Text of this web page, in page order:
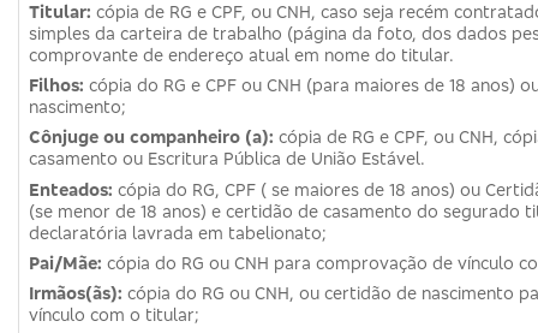
Titular: cópia de RG e CPF, ou CNH, caso seja recém
simples da carteira de trabalho (página da foto, dos dados
comprovante de endereço atual em nome do titular.
Filhos: cópia do RG e CPF ou CNH (para maiores de 18 anos)
nascimento;
Cônjuge ou companheiro (a): cópia de RG e CPF, ou CNH,
casamento ou Escritura Pública de União Estável.
Enteados: cópia do RG, CPF ( se maiores de 18 anos) ou
(se menor de 18 anos) e certidão de casamento do segurado
declaratória lavrada em tabelionato;
Pai/Mãe: cópia do RG ou CNH para comprovação de vínculo
Irmãos(ãs): cópia do RG ou CNH, ou certidão de nascimento
vínculo com o titular;